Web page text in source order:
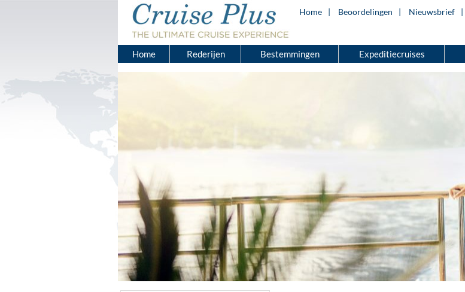
Home Beoordelingen Nieuwsbrief
Home Rederijen Bestemmingen Expeditiecruises